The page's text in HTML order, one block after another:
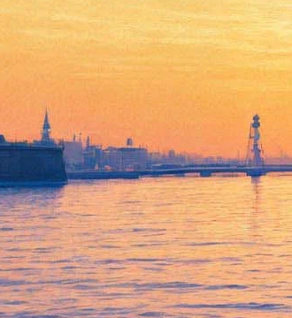
дистрибьютера фильма Bridget
автор первого фильма о милой и ужасно
треугольнике, без которого